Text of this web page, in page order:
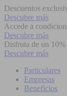
Descuentos
Descubre más
Accede a
Descubre más
Disfruta de un
Descubre más
Particulares
Empresas
Benefícios